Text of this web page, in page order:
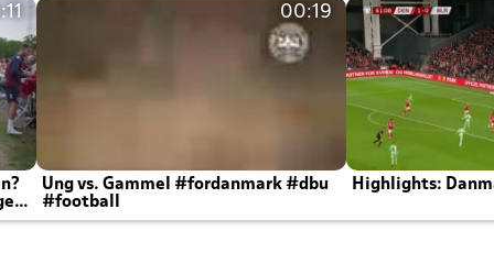
00:19
Ung vs. Gammel #fordanmark #dbu
#football
Highlights: